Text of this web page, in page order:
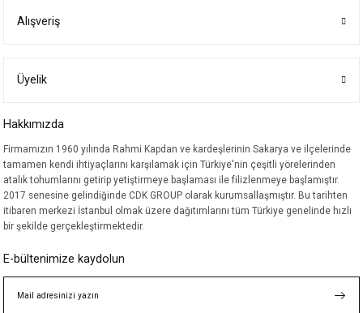
Ürün bilgilerinde hatalar bulunuyor.
Bu ürüne benzer farklı alternatifler olmalı.
Alışveriş
Üyelik
Hakkımızda
Firmamızın 1960 yılında Rahmi Kapdan ve kardeşlerinin Sakarya ve ilçelerinde
tamamen kendi ihtiyaçlarını karşılamak için Türkiye'nin çeşitli yörelerinden
atalık tohumlarını getirip yetiştirmeye başlaması ile filizlenmeye başlamıştır.
2017 senesine gelindiğinde CDK GROUP olarak kurumsallaşmıştır. Bu tarihten
itibaren merkezi İstanbul olmak üzere dağıtımlarını tüm Türkiye genelinde hızlı
bir şekilde gerçekleştirmektedir.
E-bültenimize kaydolun